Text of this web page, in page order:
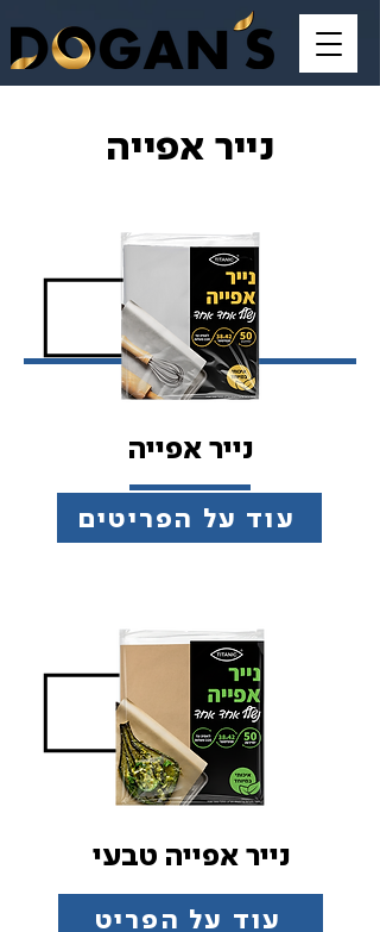
נייר אפייה
נייר אפייה
עוד על הפריטים
עוד על הפריט
נייר אפייה טבעי